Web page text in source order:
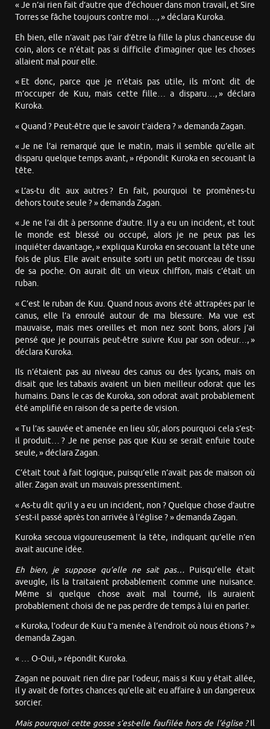
« Je n’ai rien fait d’autre que d’échouer dans mon travail, et Sire
Torres se fâche toujours contre moi…, » déclara Kuroka.
Eh bien, elle n’avait pas l’air d’être la fille la plus chanceuse du
coin, alors ce n’était pas si difficile d’imaginer que les choses
allaient mal pour elle.
« Et donc, parce que je n’étais pas utile, ils m’ont dit de
m’occuper de Kuu, mais cette fille… a disparu…, » déclara
Kuroka.
« Quand ? Peut-être que le savoir t’aidera ? » demanda Zagan.
« Je ne l’ai remarqué que le matin, mais il semble qu’elle ait
disparu quelque temps avant, » répondit Kuroka en secouant la
tête.
« L’as-tu dit aux autres ? En fait, pourquoi te promènes-tu
dehors toute seule ? » demanda Zagan.
« Je ne l’ai dit à personne d’autre. Il y a eu un incident, et tout
le monde est blessé ou occupé, alors je ne peux pas les
inquiéter davantage, » expliqua Kuroka en secouant la tête une
fois de plus. Elle avait ensuite sorti un petit morceau de tissu
de sa poche. On aurait dit un vieux chiffon, mais c’était un
ruban.
« C’est le ruban de Kuu. Quand nous avons été attrapées par le
canus, elle l’a enroulé autour de ma blessure. Ma vue est
mauvaise, mais mes oreilles et mon nez sont bons, alors j’ai
pensé que je pourrais peut-être suivre Kuu par son odeur…, »
déclara Kuroka.
Ils n’étaient pas au niveau des canus ou des lycans, mais on
disait que les tabaxis avaient un bien meilleur odorat que les
humains. Dans le cas de Kuroka, son odorat avait probablement
été amplifié en raison de sa perte de vision.
« Tu l’as sauvée et amenée en lieu sûr, alors pourquoi cela s’est-
il produit… ? Je ne pense pas que Kuu se serait enfuie toute
seule, » déclara Zagan.
C’était tout à fait logique, puisqu’elle n’avait pas de maison où
aller. Zagan avait un mauvais pressentiment.
« As-tu dit qu’il y a eu un incident, non ? Quelque chose d’autre
s’est-il passé après ton arrivée à l’église ? » demanda Zagan.
Kuroka secoua vigoureusement la tête, indiquant qu’elle n’en
avait aucune idée.
Eh bien, je suppose qu’elle ne sait pas… Puisqu’elle était
aveugle, ils la traitaient probablement comme une nuisance.
Même si quelque chose avait mal tourné, ils auraient
probablement choisi de ne pas perdre de temps à lui en parler.
« Kuroka, l’odeur de Kuu t’a menée à l’endroit où nous étions ? »
demanda Zagan.
« … O-Oui, » répondit Kuroka.
Zagan ne pouvait rien dire par l’odeur, mais si Kuu y était allée,
il y avait de fortes chances qu’elle ait eu affaire à un dangereux
sorcier.
Mais pourquoi cettegosse s’est-elle faufilée hors de l’église ?Il